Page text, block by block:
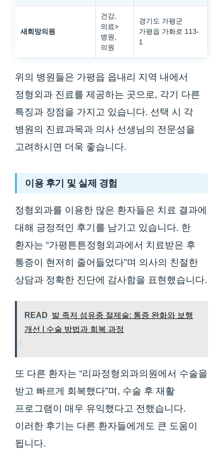
새희망의원
건강,
의료>
병원,
의원
경기도 가평군
가평읍 가화로 113-
1
위의 병원들은 가평읍 읍내리 지역 내에서
정형외과 진료를 제공하는 곳으로, 각기 다른
특징과 장점을 가지고 있습니다. 선택 시 각
병원의 진료과목과 의사 선생님의 전문성을
고려하시면 더욱 좋습니다.
이용 후기 및 실제 경험
정형외과를 이용한 많은 환자들은 치료 결과에
대해 긍정적인 후기를 남기고 있습니다. 한
환자는 “가평튼튼정형외과에서 치료받은 후
통증이 현저히 줄어들었다”며 의사의 친절한
상담과 정확한 진단에 감사함을 표현했습니다.
READ 발 족저 섬유종 절제술: 통증 완화와 보행
개선 | 수술 방법과 회복 과정
또 다른 환자는 “리파정형외과의원에서 수술을
받고 빠르게 회복했다”며, 수술 후 재활
프로그램이 매우 유익했다고 전했습니다.
이러한 후기는 다른 환자들에게도 큰 도움이
됩니다.